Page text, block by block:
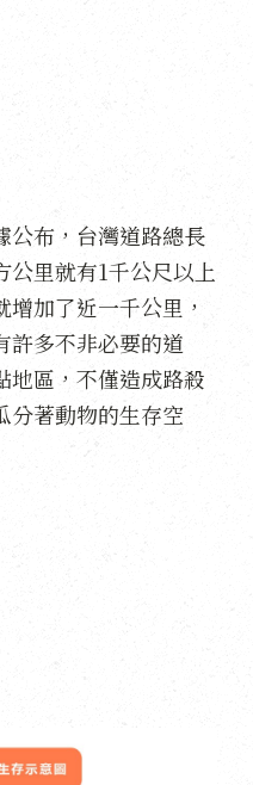
公布，台灣道路總長
公里就有1千公尺以上
加了近一千公里，
許多不非必要的道
地區，不僅造成路殺
分著動物的生存空